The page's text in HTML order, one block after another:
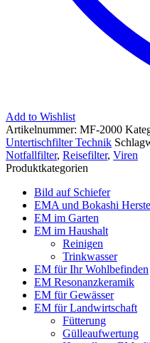
Add to Wishlist
Artikelnummer: MF-2000
Untertischfilter Technik
Notfallfilter, Reisefilter, Viren
Produktkategorien
Bild auf Schiefer
EMA und Bokashi
EM im Garten
EM im Haushalt
Reinigen
Trinkwasser
EM für Ihr Wohlbefinden
EM Resonanzkeramik
EM für Gewässer
EM für Landwirtschaft
Fütterung
Gülleaufwertung